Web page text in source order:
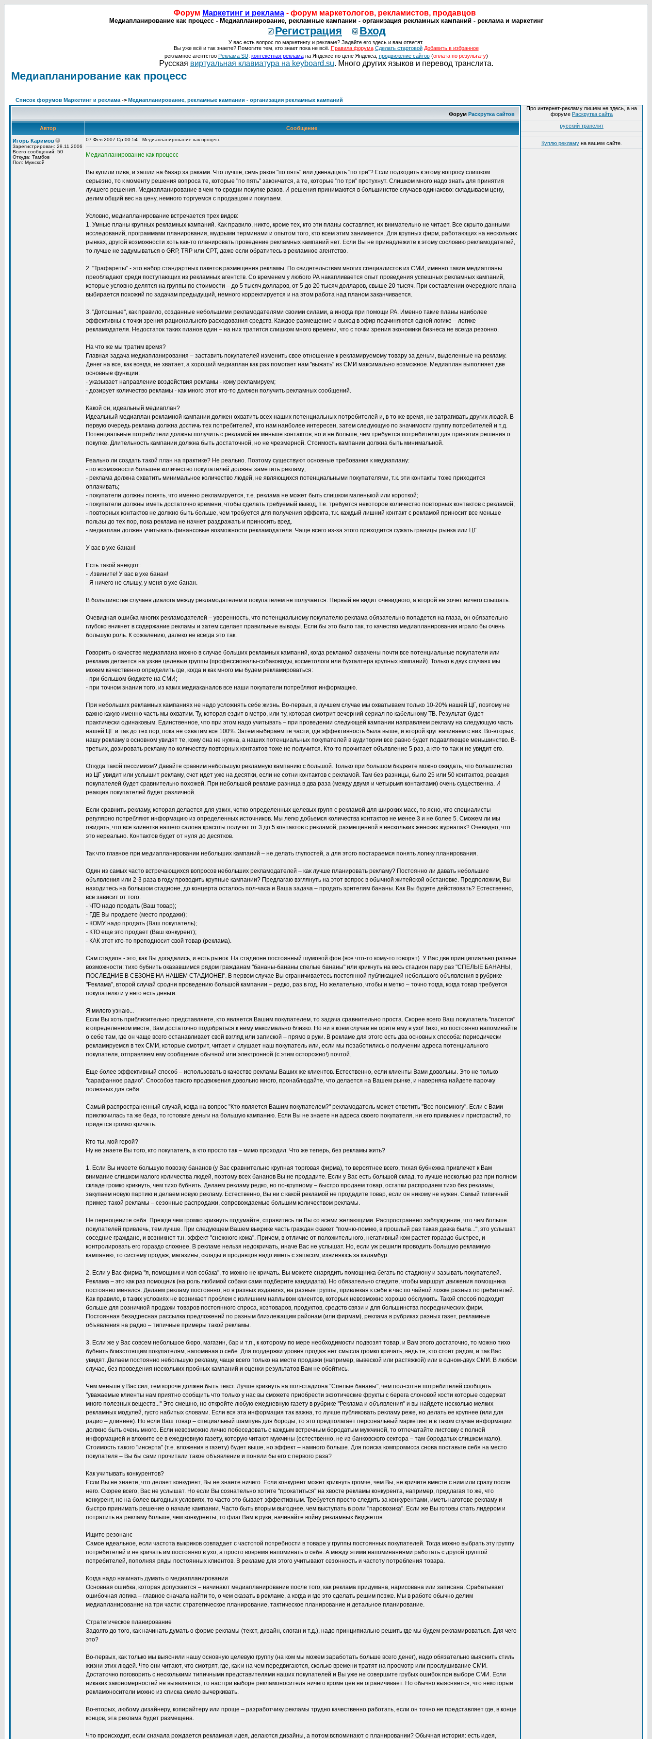
Форум Маркетинг и реклама - форум маркетологов, рекламистов, продавцов
Медиапланирование как процесс - Медиапланирование, рекламные кампании - организация рекламных кампаний - реклама и маркетинг
Регистрация Вход
У вас есть вопрос по маркетингу и рекламе? Задайте его здесь и вам ответят.
Вы уже всё и так знаете? Помогите тем, кто знает пока не всё. Правила форума Сделать стартовой Добавить в избранное
рекламное агентство Реклама SU: контекстная рекламана Яндексе по цене Яндекса, продвижение сайтов(оплата по результату)
Русская виртуальная клавиатура на keyboard.su. Много других языков и перевод транслита.
Медиапланирование как процесс
Список форумов Маркетинг и реклама -> Медиапланирование, рекламные кампании - организация рекламных кампаний
Форум Раскрутка сайтов
Автор Сообщение
Игорь Каримов
Зарегистрирован: 29.11.2006
Всего сообщений: 50
Откуда: Тамбов
Пол: Мужской
07 Фев 2007 Ср 00:54 Медиапланирование как процесс
Медиапланирование как процесс
Вы купили пива, и зашли на базар за раками. Что лучше, семь раков "по пять" или двенадцать "по три"? Если подходить к этому вопросу слишком
серьезно, то к моменту решения вопроса те, которые "по пять" закончатся, а те, которые "по три" протухнут. Слишком много надо знать для принятия
лучшего решения. Медиапланирование в чем-то сродни покупке раков. И решения принимаются в большинстве случаев одинаково: складываем цену,
делим общий вес на цену, немного торгуемся с продавцом и покупаем.
Условно, медиапланирование встречается трех видов:
1. Умные планы крупных рекламных кампаний. Как правило, никто, кроме тех, кто эти планы составляет, их внимательно не читает. Все скрыто данными
исследований, программами планирования, мудрыми терминами и опытом того, кто всем этим занимается. Для крупных фирм, работающих на нескольких
рынках, другой возможности хоть как-то планировать проведение рекламных кампаний нет. Если Вы не принадлежите к этому сословию рекламодателей,
то лучше не задумываться о GRP, TRP или CPT, даже если обратитесь в рекламное агентство.
2. "Трафареты" - это набор стандартных пакетов размещения рекламы. По свидетельствам многих специалистов из СМИ, именно такие медиапланы
преобладают среди поступающих из рекламных агентств. Со временем у любого РА накапливается опыт проведения успешных рекламных кампаний,
которые условно делятся на группы по стоимости – до 5 тысяч долларов, от 5 до 20 тысяч долларов, свыше 20 тысяч. При составлении очередного плана
выбирается похожий по задачам предыдущий, немного корректируется и на этом работа над планом заканчивается.
3. "Дотошные", как правило, созданные небольшими рекламодателями своими силами, а иногда при помощи РА. Именно такие планы наиболее
эффективны с точки зрения рационального расходования средств. Каждое размещение и выход в эфир подчиняются одной логике – логике
рекламодателя. Недостаток таких планов один – на них тратится слишком много времени, что с точки зрения экономики бизнеса не всегда резонно.
На что же мы тратим время?
Главная задача медиапланирования – заставить покупателей изменить свое отношение к рекламируемому товару за деньги, выделенные на рекламу.
Денег на все, как всегда, не хватает, а хороший медиаплан как раз помогает нам "выжать" из СМИ максимально возможное. Медиаплан выполняет две
основные функции:
- указывает направление воздействия рекламы - кому рекламируем;
- дозирует количество рекламы - как много этот кто-то должен получить рекламных сообщений.
Какой он, идеальный медиаплан?
Идеальный медиаплан рекламной кампании должен охватить всех наших потенциальных потребителей и, в то же время, не затрагивать других людей. В
первую очередь реклама должна достичь тех потребителей, кто нам наиболее интересен, затем следующую по значимости группу потребителей и т.д.
Потенциальные потребители должны получить с рекламой не меньше контактов, но и не больше, чем требуется потребителю для принятия решения о
покупке. Длительность кампании должна быть достаточной, но не чрезмерной. Стоимость кампании должна быть минимальной.
Реально ли создать такой план на практике? Не реально. Поэтому существуют основные требования к медиаплану:
- по возможности большее количество покупателей должны заметить рекламу;
- реклама должна охватить минимальное количество людей, не являющихся потенциальными покупателями, т.к. эти контакты тоже приходится
оплачивать;
- покупатели должны понять, что именно рекламируется, т.е. реклама не может быть слишком маленькой или короткой;
- покупатели должны иметь достаточно времени, чтобы сделать требуемый вывод, т.е. требуется некоторое количество повторных контактов с рекламой;
- повторных контактов не должно быть больше, чем требуется для получения эффекта, т.к. каждый лишний контакт с рекламой приносит все меньше
пользы до тех пор, пока реклама не начнет раздражать и приносить вред.
- медиаплан должен учитывать финансовые возможности рекламодателя. Чаще всего из-за этого приходится сужать границы рынка или ЦГ.
У вас в ухе банан!
Есть такой анекдот:
- Извините! У вас в ухе банан!
- Я ничего не слышу, у меня в ухе банан.
В большинстве случаев диалога между рекламодателем и покупателем не получается. Первый не видит очевидного, а второй не хочет ничего слышать.
Очевидная ошибка многих рекламодателей – уверенность, что потенциальному покупателю реклама обязательно попадется на глаза, он обязательно
глубоко вникнет в содержание рекламы и затем сделает правильные выводы. Если бы это было так, то качество медиапланирования играло бы очень
большую роль. К сожалению, далеко не всегда это так.
Говорить о качестве медиаплана можно в случае больших рекламных кампаний, когда рекламой охвачены почти все потенциальные покупатели или
реклама делается на узкие целевые группы (профессионалы-собаководы, косметологи или бухгалтера крупных компаний). Только в двух случаях мы
можем качественно определить где, когда и как много мы будем рекламироваться:
- при большом бюджете на СМИ;
- при точном знании того, из каких медиаканалов все наши покупатели потребляют информацию.
При небольших рекламных кампаниях не надо усложнять себе жизнь. Во-первых, в лучшем случае мы охватываем только 10-20% нашей ЦГ, поэтому не
важно какую именно часть мы охватим. Ту, которая ездит в метро, или ту, которая смотрит вечерний сериал по кабельному ТВ. Результат будет
практически одинаковым. Единственное, что при этом надо учитывать – при проведении следующей кампании направляем рекламу на следующую часть
нашей ЦГ и так до тех пор, пока не охватим все 100%. Затем выбираем те части, где эффективность была выше, и второй круг начинаем с них. Во-вторых,
нашу рекламу в основном увидят те, кому она не нужна, а наших потенциальных покупателей в аудитории все равно будет подавляющее меньшинство. В-
третьих, дозировать рекламу по количеству повторных контактов тоже не получится. Кто-то прочитает объявление 5 раз, а кто-то так и не увидит его.
Откуда такой пессимизм? Давайте сравним небольшую рекламную кампанию с большой. Только при большом бюджете можно ожидать, что большинство
из ЦГ увидит или услышит рекламу, счет идет уже на десятки, если не сотни контактов с рекламой. Там без разницы, было 25 или 50 контактов, реакция
покупателей будет сравнительно похожей. При небольшой рекламе разница в два раза (между двумя и четырьмя контактами) очень существенна. И
реакция покупателей будет различной.
Если сравнить рекламу, которая делается для узких, четко определенных целевых групп с рекламой для широких масс, то ясно, что специалисты
регулярно потребляют информацию из определенных источников. Мы легко добьемся количества контактов не менее 3 и не более 5. Сможем ли мы
ожидать, что все клиентки нашего салона красоты получат от 3 до 5 контактов с рекламой, размещенной в нескольких женских журналах? Очевидно, что
это нереально. Контактов будет от нуля до десятков.
Так что главное при медиапланировании небольших кампаний – не делать глупостей, а для этого постараемся понять логику планирования.
Один из самых часто встречающихся вопросов небольших рекламодателей – как лучше планировать рекламу? Постоянно ли давать небольшие
объявления или 2-3 раза в году проводить крупные кампании? Предлагаю взглянуть на этот вопрос в обычной житейской обстановке. Предположим, Вы
находитесь на большом стадионе, до концерта осталось пол-часа и Ваша задача – продать зрителям бананы. Как Вы будете действовать? Естественно,
все зависит от того:
- ЧТО надо продать (Ваш товар);
- ГДЕ Вы продаете (место продажи);
- КОМУ надо продать (Ваш покупатель);
- КТО еще это продает (Ваш конкурент);
- КАК этот кто-то преподносит свой товар (реклама).
Сам стадион - это, как Вы догадались, и есть рынок. На стадионе постоянный шумовой фон (все что-то кому-то говорят). У Вас две принципиально разные
возможности: тихо бубнить оказавшимся рядом гражданам "бананы-бананы спелые бананы" или крикнуть на весь стадион пару раз "СПЕЛЫЕ БАНАНЫ,
ПОСЛЕДНИЕ В СЕЗОНЕ НА НАШЕМ СТАДИОНЕ!". В первом случае Вы ограничиваетесь постоянной публикацией небольшого объявления в рубрике
"Реклама", второй случай сродни проведению большой кампании – редко, раз в год. Но желательно, чтобы и метко – точно тогда, когда товар требуется
покупателю и у него есть деньги.
Я милого узнаю...
Если Вы хоть приблизительно представляете, кто является Вашим покупателем, то задача сравнительно проста. Скорее всего Ваш покупатель "пасется"
в определенном месте, Вам достаточно подобраться к нему максимально близко. Но ни в коем случае не орите ему в ухо! Тихо, но постоянно напоминайте
о себе там, где он чаще всего останавливает свой взгляд или запиской – прямо в руки. В рекламе для этого есть два основных способа: периодически
рекламируемся в тех СМИ, которые смотрит, читает и слушает наш покупатель или, если мы позаботились о получении адреса потенциального
покупателя, отправляем ему сообщение обычной или электронной (с этим осторожно!) почтой.
Еще более эффективный способ – использовать в качестве рекламы Ваших же клиентов. Естественно, если клиенты Вами довольны. Это не только
"сарафанное радио". Способов такого продвижения довольно много, пронаблюдайте, что делается на Вашем рынке, и наверняка найдете парочку
полезных для себя.
Самый распространенный случай, когда на вопрос "Кто является Вашим покупателем?" рекламодатель может ответить "Все понемногу". Если с Вами
приключилась та же беда, то готовьте деньги на большую кампанию. Если Вы не знаете ни адреса своего покупателя, ни его привычек и пристрастий, то
придется громко кричать.
Кто ты, мой герой?
Ну не знаете Вы того, кто покупатель, а кто просто так – мимо проходил. Что же теперь, без рекламы жить?
1. Если Вы имеете большую повозку бананов (у Вас сравнительно крупная торговая фирма), то вероятнее всего, тихая бубнежка привлечет к Вам
внимание слишком малого количества людей, поэтому всех бананов Вы не продадите. Если у Вас есть большой склад, то лучше несколько раз при полном
складе громко крикнуть, чем тихо бубнить. Делаем рекламу редко, но по-крупному – быстро продаем товар, остатки распродаем тихо без рекламы,
закупаем новую партию и делаем новую рекламу. Естественно, Вы ни с какой рекламой не продадите товар, если он никому не нужен. Самый типичный
пример такой рекламы – сезонные распродажи, сопровождаемые большим количеством рекламы.
Не переоцените себя. Прежде чем громко крикнуть подумайте, справитесь ли Вы со всеми желающими. Распространено заблуждение, что чем больше
покупателей привлечь, тем лучше. При следующем Вашем выкрике часть граждан скажет "помню-помню, в прошлый раз такая давка была...", это услышат
соседние граждане, и возникнет т.н. эффект "снежного кома". Причем, в отличие от положительного, негативный ком растет гораздо быстрее, и
контролировать его гораздо сложнее. В рекламе нельзя недокричать, иначе Вас не услышат. Но, если уж решили проводить большую рекламную
кампанию, то систему продаж, магазины, склады и продавцов надо иметь с запасом, извиняюсь за каламбур.
2. Если у Вас фирма "я, помощник и моя собака", то можно не кричать. Вы можете снарядить помощника бегать по стадиону и зазывать покупателей.
Реклама – это как раз помощник (на роль любимой собаки сами подберите кандидата). Но обязательно следите, чтобы маршрут движения помощника
постоянно менялся. Делаем рекламу постоянно, но в разных изданиях, на разные группы, привлекая к себе в час по чайной ложке разных потребителей.
Как правило, в таких условиях не возникает проблем с излишним наплывом клиентов, которых невозможно хорошо обслужить. Такой способ подходит
больше для розничной продажи товаров постоянного спроса, хозтоваров, продуктов, средств связи и для большинства посреднических фирм.
Постоянная безадресная рассылка предложений по разным близлежащим районам (или фирмам), реклама в рубриках разных газет, рекламные
объявления на радио – типичные примеры такой рекламы.
3. Если же у Вас совсем небольшое бюро, магазин, бар и т.п., к которому по мере необходимости подвозят товар, и Вам этого достаточно, то можно тихо
бубнить близстоящим покупателям, напоминая о себе. Для поддержки уровня продаж нет смысла громко кричать, ведь те, кто стоит рядом, и так Вас
увидят. Делаем постоянно небольшую рекламу, чаще всего только на месте продажи (например, вывеской или растяжкой) или в одном-двух СМИ. В любом
случае, без проведения нескольких пробных кампаний и оценки результатов Вам не обойтись.
Чем меньше у Вас сил, тем короче должен быть текст. Лучше крикнуть на пол-стадиона "Спелые бананы", чем пол-сотне потребителей сообщить
"уважаемые клиенты нам приятно сообщить что только у нас вы сможете приобрести экзотические фрукты с берега слоновой кости которые содержат
много полезных веществ..." Это смешно, но откройте любую ежедневную газету в рубрике "Реклама и объявления" и вы найдете несколько мелких
рекламных модулей, густо набитых словами. Если вся эта информация так важна, то лучше публиковать рекламу реже, но делать ее крупнее (или для
радио – длиннее). Но если Ваш товар – специальный шампунь для бороды, то это предполагает персональный маркетинг и в таком случае информации
должно быть очень много. Если невозможно лично побеседовать с каждым встречным бородатым мужчиной, то отпечатайте листовку с полной
информацией и вложите ее в ежедневную газету, которую читают мужчины (естественно, не из банковского сектора – там бородатых слишком мало).
Стоимость такого "инсерта" (т.е. вложения в газету) будет выше, но эффект – намного больше. Для поиска компромисса снова поставьте себя на место
покупателя – Вы бы сами прочитали такое объявление и поняли бы его с первого раза?
Как учитывать конкурентов?
Если Вы не знаете, что делает конкурент, Вы не знаете ничего. Если конкурент может крикнуть громче, чем Вы, не кричите вместе с ним или сразу после
него. Скорее всего, Вас не услышат. Но если Вы сознательно хотите "прокатиться" на хвосте рекламы конкурента, например, предлагая то же, что
конкурент, но на более выгодных условиях, то часто это бывает эффективным. Требуется просто следить за конкурентами, иметь наготове рекламу и
быстро принимать решение о начале кампании. Часто быть вторым выгоднее, чем выступать в роли "паровозика". Если же Вы готовы стать лидером и
потратить на рекламу больше, чем конкуренты, то флаг Вам в руки, начинайте войну рекламных бюджетов.
Ищите резонанс
Самое идеальное, если частота выкриков совпадает с частотой потребности в товаре у группы постоянных покупателей. Тогда можно выбрать эту группу
потребителей и не кричать им постоянно в ухо, а просто вовремя напоминать о себе. А между этими напоминаниями работать с другой группой
потребителей, пополняя ряды постоянных клиентов. В рекламе для этого учитывают сезонность и частоту потребления товара.
Когда надо начинать думать о медиапланировании
Основная ошибка, которая допускается – начинают медиапланирование после того, как реклама придумана, нарисована или записана. Срабатывает
ошибочная логика – главное сначала найти то, о чем сказать в рекламе, а когда и где это сделать решим позже. Мы в работе обычно делим
медиапланирование на три части: стратегическое планирование, тактическое планирование и детальное планирование.
Стратегическое планирование
Задолго до того, как начинать думать о форме рекламы (текст, дизайн, слоган и т.д.), надо принципиально решить где мы будем рекламироваться. Для чего
это?
Во-первых, как только мы выяснили нашу основную целевую группу (на ком мы можем заработать больше всего денег), надо обязательно выяснить стиль
жизни этих людей. Что они читают, что смотрят, где, как и на чем передвигаются, сколько времени тратят на просмотр или прослушивание СМИ.
Достаточно поговорить с несколькими типичными представителями наших покупателей и Вы уже не совершите грубых ошибок при выборе СМИ. Если
никаких закономерностей не выявляется, то нас при выборе рекламоносителя ничего кроме цен не ограничивает. Но обычно выясняется, что некоторые
рекламоносители можно из списка смело вычеркивать.
Во-вторых, любому дизайнеру, копирайтеру или проще – разработчику рекламы трудно качественно работать, если он точно не представляет где, в конце
концов, эта реклама будет размещена.
Что происходит, если сначала рождается рекламная идея, делаются дизайны, а потом вспоминают о планировании? Обычная история: есть идея,
Про интернет-рекламу пишем не здесь, а на
форуме Раскрутка сайта
русский транслит
Куплю рекламу на вашем сайте.